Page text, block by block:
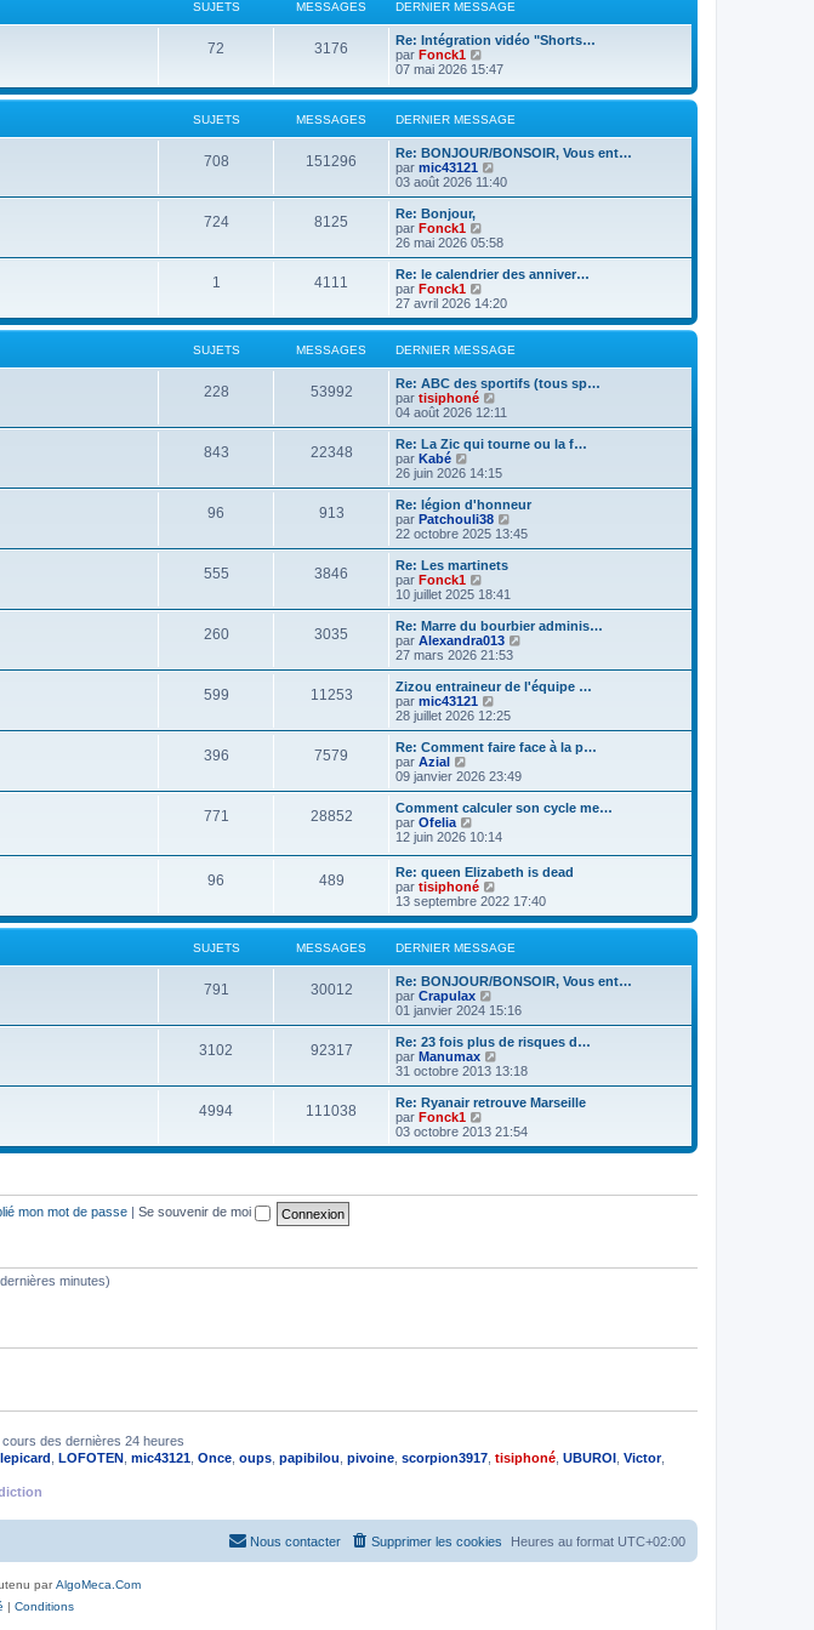
n
i
e
m
e
s
s
g
e
e
r
n
i
e
r
e
s
s
a
e
SUJETS MESSAGES DERNIER MESSAGE
72 3176
Re: Intégration vidéo "Shorts…
par Fonck1
o
r
e
d
e
r
n
i
m
e
s
a
g
e
07 mai 2026 15:47
SUJETS MESSAGES DERNIER MESSAGE
708 151296
Re: BONJOUR/BONSOIR, Vous ent…
par mic43121
o
i
e
r
n
i
e
m
e
s
a
g
e
03 août 2026 11:40
724 8125
Re: Bonjour,
par Fonck1
o
i
r
e
e
r
n
i
e
r
m
e
s
a
g
e
26 mai 2026 05:58
1 4111
Re: le calendrier des anniver…
par Fonck1
o
i
r
l
e
r
n
i
e
m
e
s
s
a
g
e
27 avril 2026 14:20
SUJETS MESSAGES DERNIER MESSAGE
228 53992
Re: ABC des sportifs (tous sp…
par tisiphoné
o
i
r
e
r
n
i
r
e
s
s
a
g
e
04 août 2026 12:11
843 22348
Re: La Zic qui tourne ou la f…
par Kabé
o
i
r
l
e
e
r
n
i
r
m
e
s
s
a
g
e
26 juin 2026 14:15
96 913
Re: légion d'honneur
par Patchouli38
o
i
e
r
n
i
r
s
s
g
e
22 octobre 2025 13:45
555 3846
Re: Les martinets
par Fonck1
o
i
r
l
e
r
n
i
r
e
s
s
g
e
10 juillet 2025 18:41
260 3035
Re: Marre du bourbier adminis…
par Alexandra013
i
r
e
r
r
s
s
g
e
27 mars 2026 21:53
599 11253
Zizou entraineur de l'équipe …
par mic43121
o
i
r
e
e
r
n
e
r
e
s
s
a
e
28 juillet 2026 12:25
396 7579
Re: Comment faire face à la p…
par Azial
o
i
r
l
e
r
n
i
e
r
m
e
s
s
a
g
e
09 janvier 2026 23:49
771 28852
Comment calculer son cycle me…
par Ofelia
o
r
l
e
d
e
n
i
e
r
m
e
s
s
a
g
e
12 juin 2026 10:14
96 489
Re: queen Elizabeth is dead
par tisiphoné
o
i
r
l
e
n
i
e
m
e
s
a
g
13 septembre 2022 17:40
SUJETS MESSAGES DERNIER MESSAGE
791 30012
Re: BONJOUR/BONSOIR, Vous ent…
par Crapulax
o
i
r
l
e
r
n
i
e
e
e
01 janvier 2024 15:16
3102 92317
Re: 23 fois plus de risques d…
par Manumax
o
i
r
e
e
i
s
31 octobre 2013 13:18
4994 111038
Re: Ryanair retrouve Marseille
par Fonck1
o
i
s
03 octobre 2013 21:54
mon mot de passe Se souvenir de moi
minutes)
des dernières 24 heures
lepicard LOFOTEN mic43121 Once oups papibilou pivoine scorpion3917 tisiphoné UBUROI Victor,
Heures au format UTC+02:00
Supprimer les cookies
Nous contacter
parAlgoMeca.Com
| Conditions